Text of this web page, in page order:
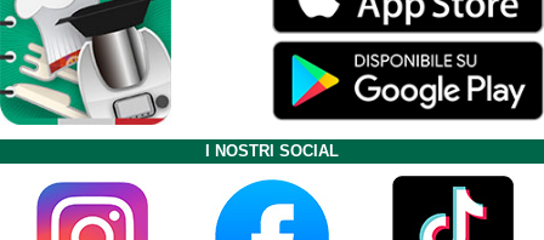
I NOSTRI SOCIAL